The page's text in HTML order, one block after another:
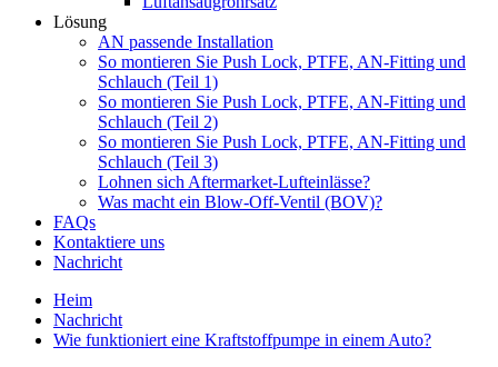
Lösung
AN passende Installation
So montieren Sie Push Lock, PTFE, AN-Fitting und
Schlauch (Teil 1)
So montieren Sie Push Lock, PTFE, AN-Fitting und
Schlauch (Teil 2)
So montieren Sie Push Lock, PTFE, AN-Fitting und
Schlauch (Teil 3)
Lohnen sich Aftermarket-Lufteinlässe?
Was macht ein Blow-Off-Ventil (BOV)?
FAQs
Kontaktiere uns
Nachricht
Heim
Nachricht
Wie funktioniert eine Kraftstoffpumpe in einem Auto?